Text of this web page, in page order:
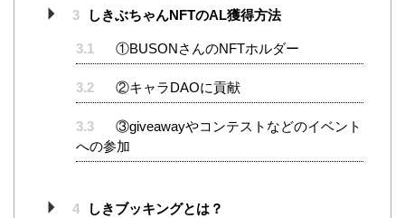
3 しきぶちゃんNFTのAL獲得方法
3.1 ①BUSONさんのNFTホルダー
3.2 ②キャラDAOに貢献
3.3
③giveawayやコンテストなどのイベント
への参加
4 しきブッキングとは？